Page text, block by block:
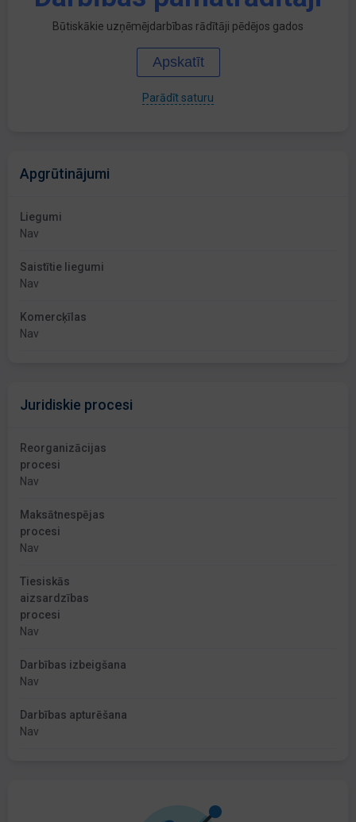
Būtiskākie uzņēmējdarbības rādītāji pēdējos gados
Apskatīt
Parādīt saturu
Apgrūtinājumi
Liegumi
Nav
Saistītie liegumi
Nav
Komercķīlas
Nav
Juridiskie procesi
Reorganizācijas
procesi
Nav
Maksātnespējas
procesi
Nav
Tiesiskās
aizsardzības
procesi
Nav
Darbības izbeigšana
Nav
Darbības apturēšana
Nav